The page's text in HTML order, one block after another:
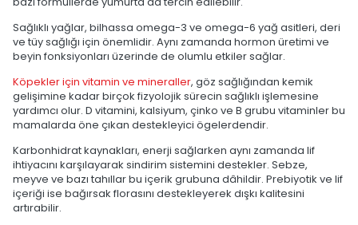
Sağlıklı yağlar, bilhassa omega-3 ve omega-6 yağ asitleri, deri
ve tüy sağlığı için önemlidir. Aynı zamanda hormon üretimi ve
beyin fonksiyonları üzerinde de olumlu etkiler sağlar.
Köpekler için vitamin ve mineraller, göz sağlığından kemik
gelişimine kadar birçok fizyolojik sürecin sağlıklı işlemesine
yardımcı olur. D vitamini, kalsiyum, çinko ve B grubu vitaminler bu
mamalarda öne çıkan destekleyici ögelerdendir.
Karbonhidrat kaynakları, enerji sağlarken aynı zamanda lif
ihtiyacını karşılayarak sindirim sistemini destekler. Sebze,
meyve ve bazı tahıllar bu içerik grubuna dâhildir. Prebiyotik ve lif
içeriği ise bağırsak florasını destekleyerek dışkı kalitesini
artırabilir.